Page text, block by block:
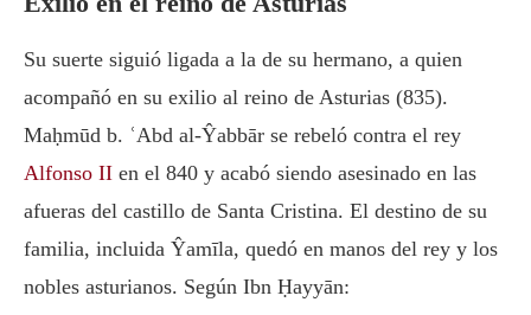
Su suerte siguió ligada a la de su hermano, a quien
acompañó en su exilio al reino de Asturias (835).
Maḥmūd b. ʿAbd al-Ŷabbār se rebeló contra el rey
Alfonso II en el 840 y acabó siendo asesinado en las
afueras del castillo de Santa Cristina. El destino de su
familia, incluida Ŷamīla, quedó en manos del rey y los
nobles asturianos. Según Ibn Ḥayyān: